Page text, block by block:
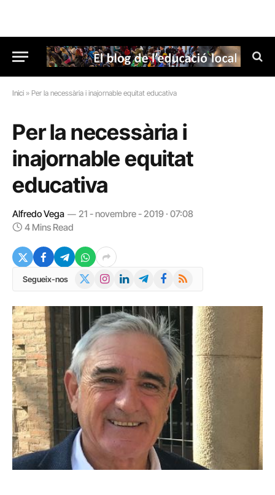
Inici » Per la necessària i inajornable equitat educativa
Per la necessària i
inajornable equitat
educativa
Alfredo Vega
21 - novembre - 2019 · 07:08
4 Mins Read
Segueix-nos InstagramLinkedInTelegramFacebook
RSS